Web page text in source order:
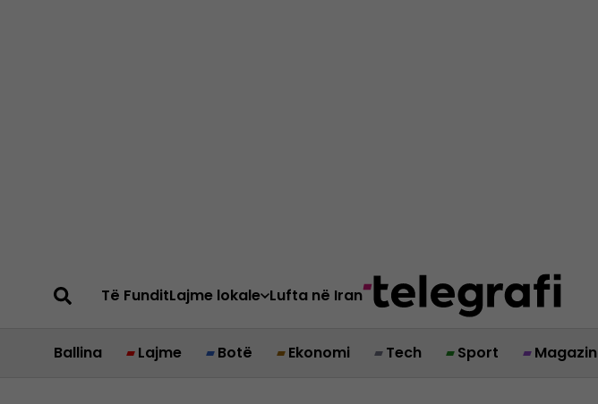
Të FunditLajme lokale Lufta në Iran
Ballina Lajme Botë Ekonomi Tech Sport